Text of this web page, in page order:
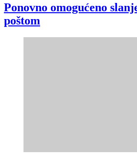
Ponovno omogućeno
poštom